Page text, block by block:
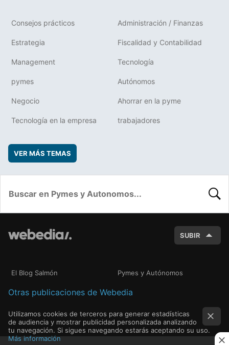
Consejos prácticos Administración / Finanzas
Estrategia Fiscalidad y Contabilidad
Management Tecnología
pymes Autónomos
Negocio Ahorrar en la pyme
Tecnología en la empresa trabajadores
VER MÁS TEMAS
SUBIR
El Blog Salmón Pymes y Autónomos
Otras publicaciones de Webedia
Utilizamos cookies de terceros para generar estadísticas
de audiencia y mostrar publicidad personalizada analizando
tu navegación. Si sigues navegando estarás aceptando su uso.
Más información